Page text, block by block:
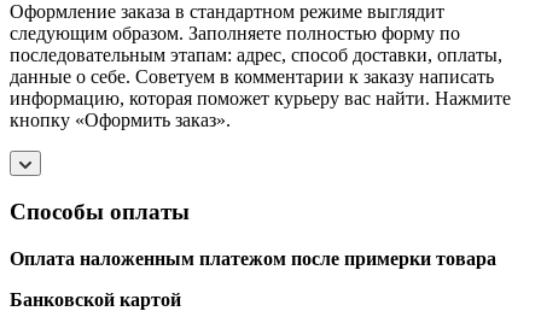
Оформление заказа в стандартном режиме выглядит
следующим образом. Заполняете полностью форму по
последовательным этапам: адрес, способ доставки, оплаты,
данные о себе. Советуем в комментарии к заказу написать
информацию, которая поможет курьеру вас найти. Нажмите
кнопку «Оформить заказ».
Способы оплаты
Оплата наложенным платежом после примерки товара
Банковской картой